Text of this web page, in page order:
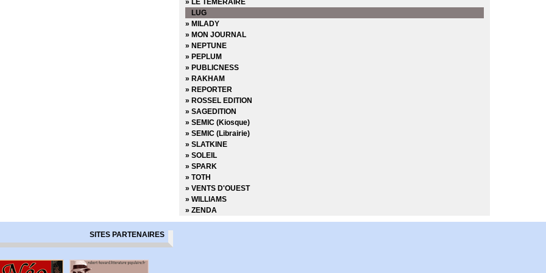
LUG
» MILADY
» MON JOURNAL
» NEPTUNE
» PEPLUM
» PUBLICNESS
» RAKHAM
» REPORTER
» ROSSEL EDITION
» SAGEDITION
» SEMIC (Kiosque)
» SEMIC (Librairie)
» SLATKINE
» SOLEIL
» SPARK
» TOTH
» VENTS D'OUEST
» WILLIAMS
» ZENDA
SITES PARTENAIRES